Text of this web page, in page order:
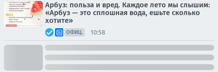
Арбуз: польза и вред. Каждое лето мы слышим:
«Арбуз — это сплошная вода, ешьте сколько
хотите»
ОФИЦ. 10:58